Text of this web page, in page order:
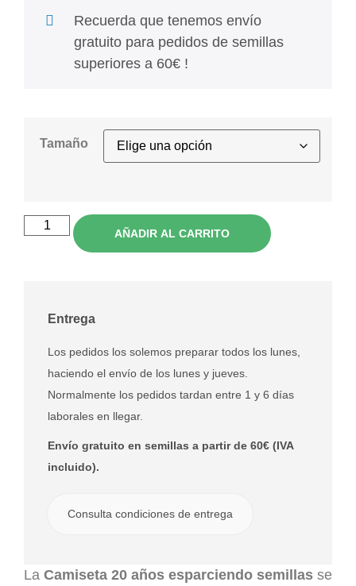
Recuerda que tenemos envío
gratuito para pedidos de semillas
superiores a 60€ !
Tamaño
AÑADIR AL CARRITO
Entrega
Los pedidos los solemos preparar todos los lunes,
haciendo el envío de los lunes y jueves.
Normalmente los pedidos tardan entre 1 y 6 días
laborales en llegar.
Envío gratuito en semillas a partir de 60€ (IVA
incluido).
Consulta condiciones de entrega
La Camiseta 20 años esparciendo semillas se